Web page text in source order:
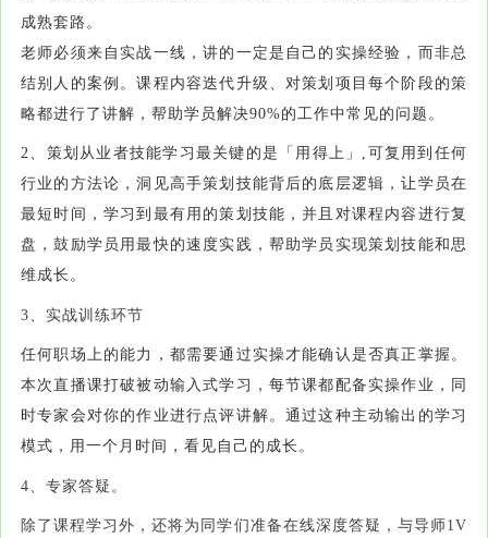
成熟套路。
老师必须来自实战一线，讲的一定是自己的实操经验，而非总
结别人的案例。课程内容迭代升级、对策划项目每个阶段的策
略都进行了讲解，帮助学员解决90%的工作中常见的问题。
2、策划从业者技能学习最关键的是「用得上」,可复用到任何
行业的方法论，洞见高手策划技能背后的底层逻辑，让学员在
最短时间，学习到最有用的策划技能，并且对课程内容进行复
盘，鼓励学员用最快的速度实践，帮助学员实现策划技能和思
维成长。
3、实战训练环节
任何职场上的能力，都需要通过实操才能确认是否真正掌握。
本次直播课打破被动输入式学习，每节课都配备实操作业，同
时专家会对你的作业进行点评讲解。通过这种主动输出的学习
模式，用一个月时间，看见自己的成长。
4、专家答疑。
除了课程学习外，还将为同学们准备在线深度答疑，与导师1V